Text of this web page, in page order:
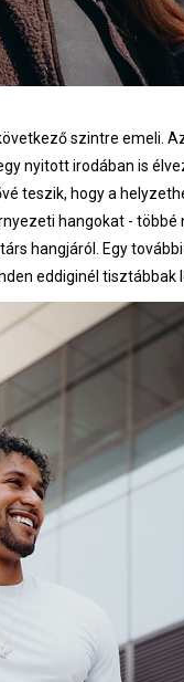
szintre emeli.
nyitott irodában is
teszik, hogy a
hangokat - többé
hangjáról. Egy
eddiginél tisztábbak